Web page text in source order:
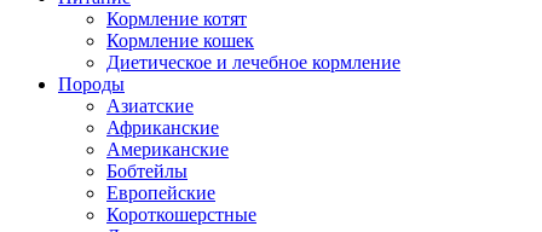
Кормление котят
Кормление кошек
Диетическое и лечебное кормление
Породы
Азиатские
Африканские
Американские
Бобтейлы
Европейские
Короткошерстные